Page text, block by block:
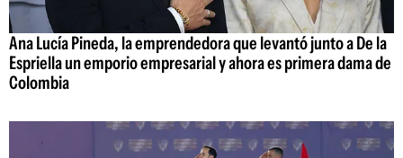
Ana Lucía Pineda, la emprendedora que levantó junto a De la
Espriella un emporio empresarial y ahora es primera dama de
Colombia